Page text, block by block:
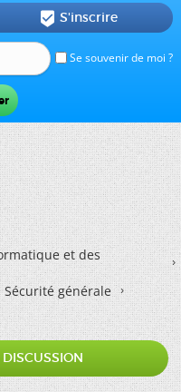
Se souvenir de moi ?
 S'inscrire
et des
Sécurité générale